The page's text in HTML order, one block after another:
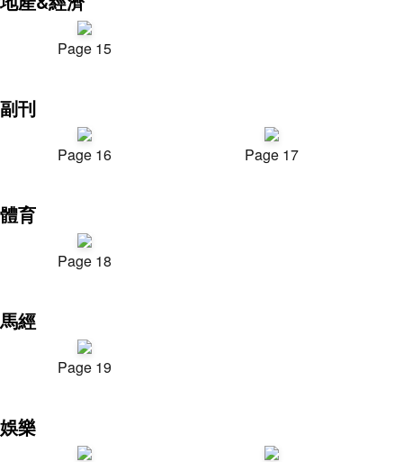
Page 15
副刊
Page 16 Page 17
體育
Page 18
馬經
Page 19
娛樂